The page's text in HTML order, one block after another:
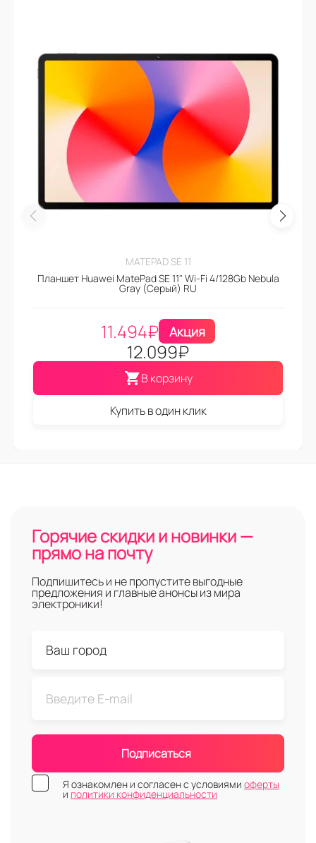
MATEPAD SE 11
Планшет Huawei MatePad SE 11" Wi-Fi 4/128Gb Nebula
Gray (Серый) RU
11.494₽ Акция
12.099₽
В корзину
Купить в один клик
Горячие скидки и новинки —
прямо на почту
Подпишитесь и не пропустите выгодные
предложения и главные анонсы из мира
электроники!
Подписаться
Я ознакомлен и согласен с условиями оферты
и политики конфиденциальности